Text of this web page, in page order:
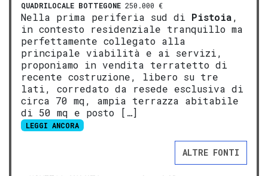
QUADRILOCALE BOTTEGONE 250.000 €
Nella prima periferia sud di Pistoia,
in contesto residenziale tranquillo ma
perfettamente collegato alla
principale viabilità e ai servizi,
proponiamo in vendita terratetto di
recente costruzione, libero su tre
lati, corredato da resede esclusiva di
circa 70 mq, ampia terrazza abitabile
di 50 mq e posto […]
LEGGI ANCORA
ALTRE FONTI